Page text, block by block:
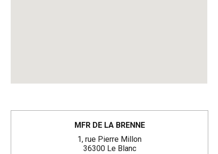
MFR DE LA BRENNE
1, rue Pierre Millon
36300 Le Blanc